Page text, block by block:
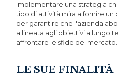
implementare una strategia
tipo di attività mira a fornire
per garantire che l'azienda
allineata agli obiettivi a lungo
affrontare le sfide del mercato.
LE SUE FINALITÀ